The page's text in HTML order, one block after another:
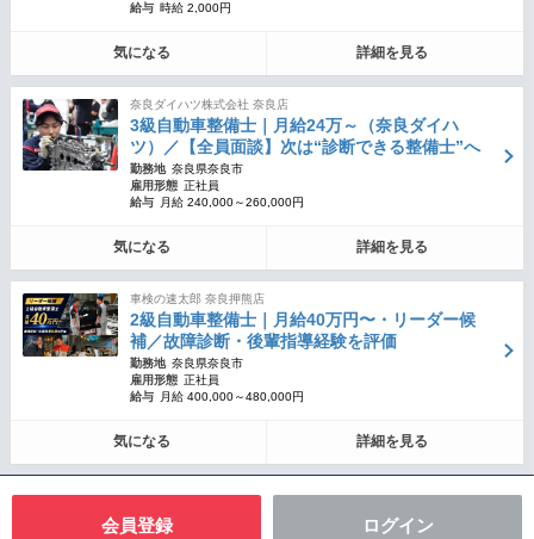
給与 時給 2,000円
気になる 詳細を見る
奈良ダイハツ株式会社 奈良店
3級自動車整備士｜月給24万～（奈良ダイハ
ツ）／【全員面談】次は“診断できる整備士”へ
勤務地 奈良県奈良市
雇用形態 正社員
給与
月給 240,000～260,000円
気になる 詳細を見る
車検の速太郎 奈良押熊店
2級自動車整備士｜月給40万円〜・リーダー候
補／故障診断・後輩指導経験を評価
勤務地 奈良県奈良市
雇用形態 正社員
給与
月給 400,000～480,000円
気になる 詳細を見る
会員登録 ログイン